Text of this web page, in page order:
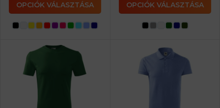
OPCIÓK VÁLASZTÁSA OPCIÓK VÁLASZTÁSA